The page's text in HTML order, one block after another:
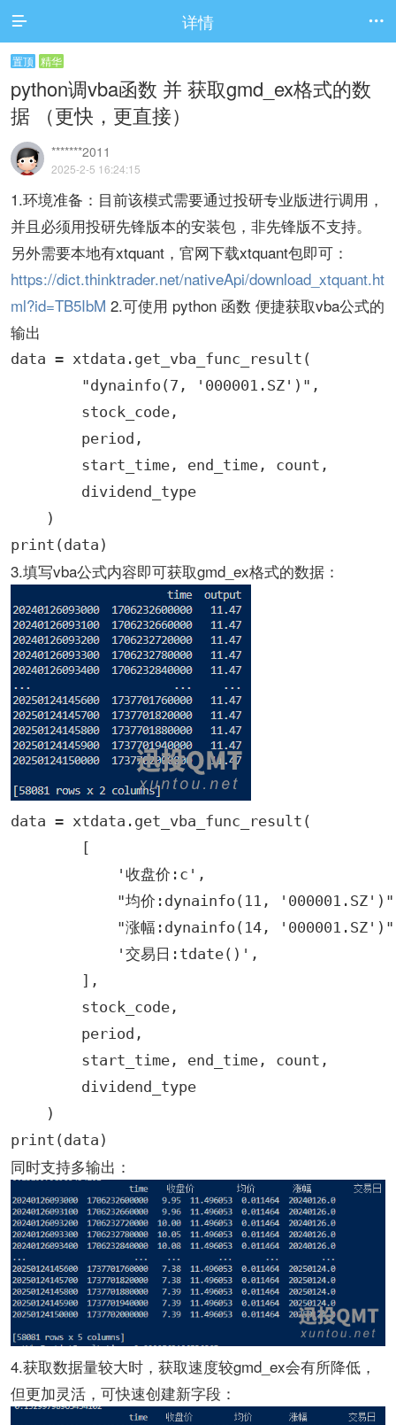
 详情 
置顶 精华
python调vba函数 并 获取gmd_ex格式的数
据 （更快，更直接）
*******2011
2025-2-5 16:24:15
1.环境准备：目前该模式需要通过投研专业版进行调用，
并且必须用投研先锋版本的安装包，非先锋版不支持。
另外需要本地有xtquant，官网下载xtquant包即可：
https://dict.thinktrader.net/nativeApi/download_xtquant.ht
ml?id=TB5IbM 2.可使用 python 函数 便捷获取vba公式的
输出
data = xtdata.get_vba_func_result(
        "dynainfo(7, '000001.SZ')",
        stock_code,
        period,
        start_time, end_time, count,
        dividend_type
    )
print(data)
3.填写vba公式内容即可获取gmd_ex格式的数据：
data = xtdata.get_vba_func_result(
        [
            '收盘价:c',
"均价:dynainfo(11,
"涨幅:dynainfo(14,
            '交易日:tdate()',
        ],
        stock_code,
        period,
        start_time, end_time, count,
        dividend_type
    )
print(data)
同时支持多输出：
4.获取数据量较大时，获取速度较gmd_ex会有所降低，
但更加灵活，可快速创建新字段：